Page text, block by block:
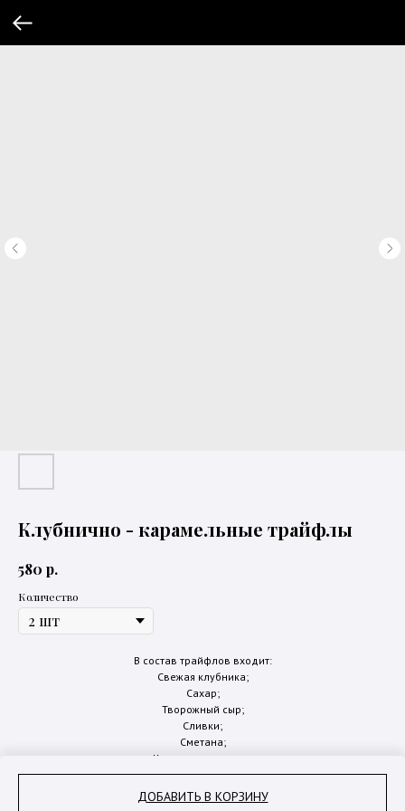
Клубнично - карамельные трайфлы
580 р.
Количество
ДОБАВИТЬ В КОРЗИНУ
В состав трайфлов входит:
Свежая клубника;
Сахар;
Творожный сыр;
Сливки;
Сметана;
Кукурузные хлопья;
Карамель собственного приготовления;